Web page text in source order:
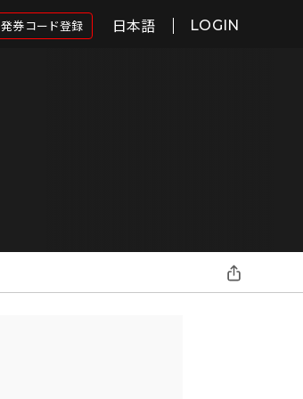
発券コード登録 日本語 LOGIN